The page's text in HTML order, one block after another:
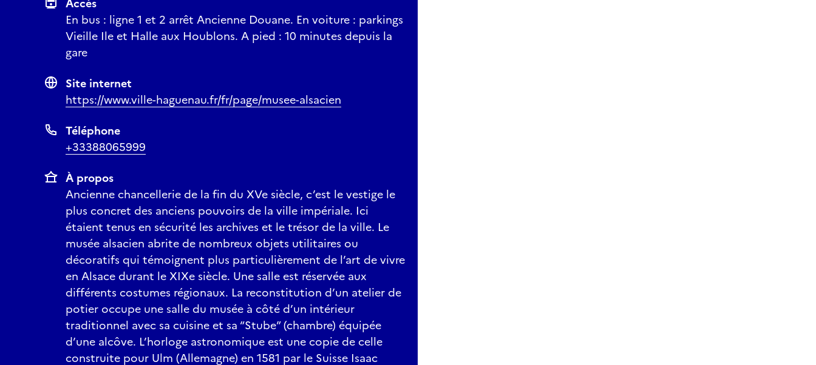
En bus : ligne 1 et 2 arrêt Ancienne Douane. En voiture : parkings
Vieille Ile et Halle aux Houblons. A pied : 10 minutes depuis la
gare
Site internet
https://www.ville-haguenau.fr/fr/page/musee-alsacien
Téléphone
+33388065999
À propos
Ancienne chancellerie de la fin du XVe siècle, c’est le vestige le
plus concret des anciens pouvoirs de la ville impériale. Ici
étaient tenus en sécurité les archives et le trésor de la ville. Le
musée alsacien abrite de nombreux objets utilitaires ou
décoratifs qui témoignent plus particulièrement de l’art de vivre
en Alsace durant le XIXe siècle. Une salle est réservée aux
différents costumes régionaux. La reconstitution d’un atelier de
potier occupe une salle du musée à côté d’un intérieur
traditionnel avec sa cuisine et sa “Stube” (chambre) équipée
d’une alcôve. L’horloge astronomique est une copie de celle
construite pour Ulm (Allemagne) en 1581 par le Suisse Isaac